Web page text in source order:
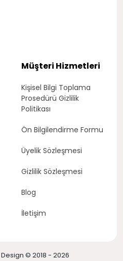
Müşteri Hizmetleri
Kişisel Bilgi Toplama
Prosedürü Gizlilik
Politikası
Ön Bilgilendirme Formu
Üyelik Sözleşmesi
Gizlilik Sözleşmesi
Blog
İletişim
© 2018 - 2026